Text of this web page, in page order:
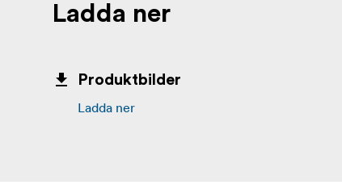
Ladda ner
Produktbilder
Ladda ner